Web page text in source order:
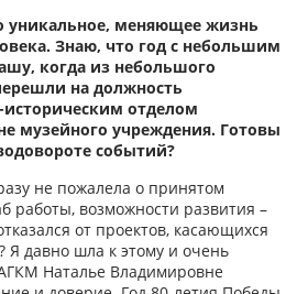
уникальное, меняющее жизнь
Знаю, что год с небольшим
когда из небольшого
на должность
отделом
музейного учреждения. Готовы
событий?
не пожалела о принятом
возможности развития –
от проектов, касающихся
Я давно шла к этому и очень
Наталье Владимировне